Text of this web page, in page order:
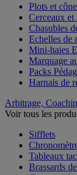
Plots et
Cerceaux et
Chasubles
Echelles de
Mini-haies
Marquage
Packs
Harnais de
Arbitrage,
Voir tous les
Sifflets
Tableaux
Brassards